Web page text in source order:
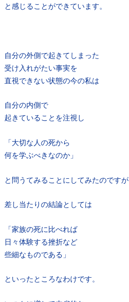
と感じることができています。
自分の外側で起きてしまった
受け入れがたい事実を
直視できない状態の今の私は
自分の内側で
起きていることを注視し
「大切な人の死から
何を学ぶべきなのか」
と問うてみることにしてみたのですが
差し当たりの結論としては
「家族の死に比べれば
日々体験する挫折など
些細なものである」
といったところなわけです。